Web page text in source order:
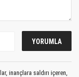
inançlara saldırı içeren,